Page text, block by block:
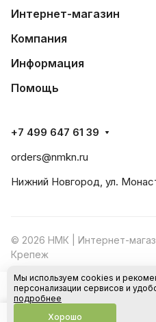
В
Интернет-магазин
Компания
Информация
Помощь
+7 499 647 61 39
orders@nmkn.ru
Нижний Новгород, ул.
© 2026 НМК | Интернет-
Крепеж
Мы используем cookies и
персонализации сервисов и
подробнее
Хорошо